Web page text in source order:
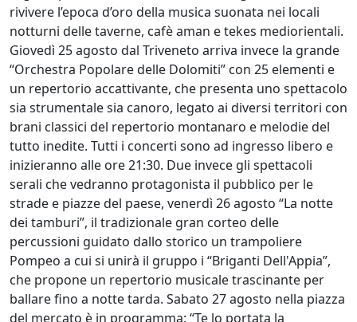
rivivere l’epoca d’oro della musica suonata nei locali
notturni delle taverne, cafè aman e tekes mediorientali.
Giovedì 25 agosto dal Triveneto arriva invece la grande
“Orchestra Popolare delle Dolomiti” con 25 elementi e
un repertorio accattivante, che presenta uno spettacolo
sia strumentale sia canoro, legato ai diversi territori con
brani classici del repertorio montanaro e melodie del
tutto inedite. Tutti i concerti sono ad ingresso libero e
inizieranno alle ore 21:30. Due invece gli spettacoli
serali che vedranno protagonista il pubblico per le
strade e piazze del paese, venerdì 26 agosto “La notte
dei tamburi”, il tradizionale gran corteo delle
percussioni guidato dallo storico un trampoliere
Pompeo a cui si unirà il gruppo i “Briganti Dell'Appia”,
che propone un repertorio musicale trascinante per
ballare fino a notte tarda. Sabato 27 agosto nella piazza
del mercato è in programma: “Te lo portata la